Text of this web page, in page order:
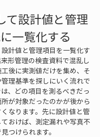
て設計値と管理
一覧化する
計値と管理項目を一覧化す
形管理の検査資料で混乱し
後に実測値だけを集め、そ
理基準を探しにいく流れで
、どの項目を測るべきだっ
が対象だったのかが後から
なります。先に設計値と管
おけば、測定漏れや写真不
つけられます。